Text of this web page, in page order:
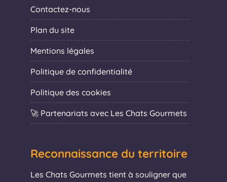
Contactez-nous
Plan du site
Mentions légales
Politique de confidentialité
Politique des cookies
🚀 Partenariats avec Les Chats Gourmets
Reconnaissance du territoire
Les Chats Gourmets tient à souligner que